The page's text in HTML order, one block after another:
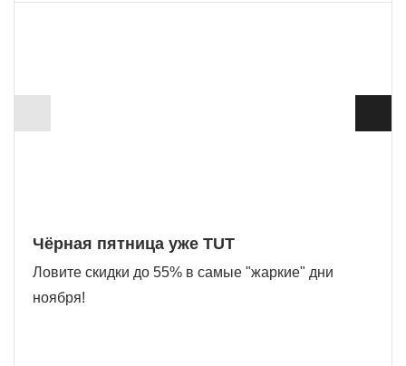
Чёрная пятница уже TUT
Ловите скидки до 55% в самые "жаркие" дни
ноября!